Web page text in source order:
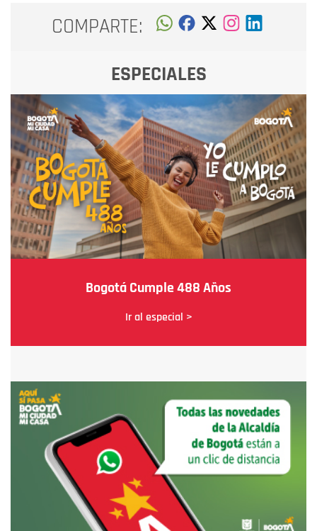
COMPARTE:
ESPECIALES
Bogotá Cumple 488 Años
Ir al especial >